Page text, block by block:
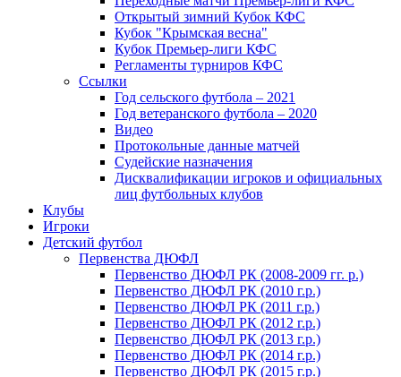
Открытый зимний Кубок КФС
Кубок "Крымская весна"
Кубок Премьер-лиги КФС
Регламенты турниров КФС
Ссылки
Год сельского футбола – 2021
Год ветеранского футбола – 2020
Видео
Протокольные данные матчей
Судейские назначения
Дисквалификации игроков и официальных
лиц футбольных клубов
Клубы
Игроки
Детский футбол
Первенства ДЮФЛ
Первенство ДЮФЛ РК (2008-2009 гг. р.)
Первенство ДЮФЛ РК (2010 г.р.)
Первенство ДЮФЛ РК (2011 г.р.)
Первенство ДЮФЛ РК (2012 г.р.)
Первенство ДЮФЛ РК (2013 г.р.)
Первенство ДЮФЛ РК (2014 г.р.)
Первенство ДЮФЛ РК (2015 г.р.)